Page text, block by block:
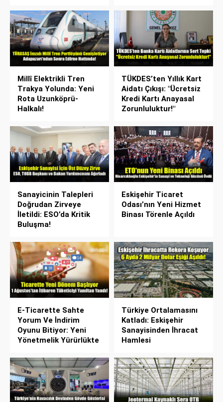
Millî Elektrikli Tren
Trakya Yolunda: Yeni
Rota Uzunköprü-
Halkalı!
TÜKDES’ten Yıllık Kart
Aidatı Çıkışı: "Ücretsiz
Kredi Kartı Anayasal
Zorunluluktur!"
Sanayicinin Talepleri
Doğrudan Zirveye
İletildi: ESO’da Kritik
Buluşma!
Eskişehir Ticaret
Odası’nın Yeni Hizmet
Binası Törenle Açıldı
E-Ticarette Sahte
Yorum Ve İndirim
Oyunu Bitiyor: Yeni
Yönetmelik Yürürlükte
Türkiye Ortalamasını
Katladı: Eskişehir
Sanayisinden İhracat
Hamlesi